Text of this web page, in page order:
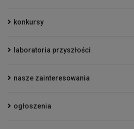
konkursy
laboratoria przyszłości
nasze zainteresowania
ogłoszenia